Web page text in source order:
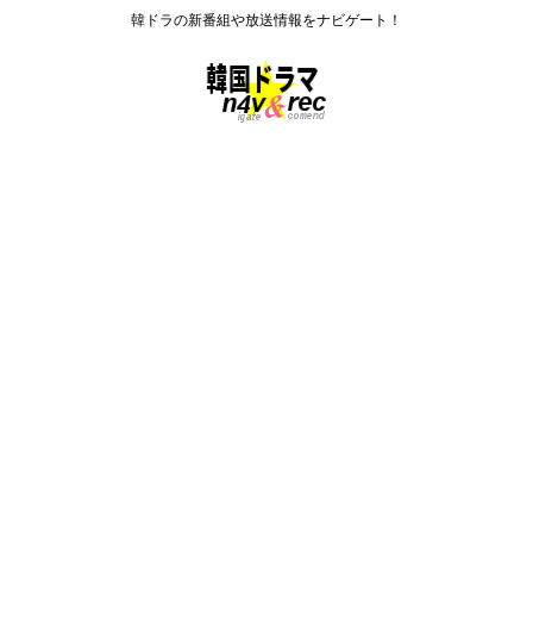
韓ドラの新番組や放送情報をナビゲート！